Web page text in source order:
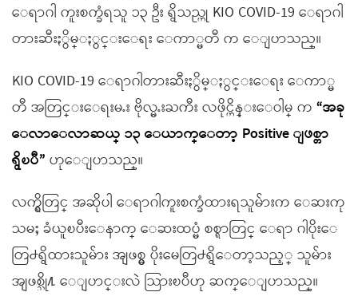
ေရာဂါ ကူးစက္ခံရသူ ၁၃ ဦး ရွိသည္ဟု KIO COVID-19 ေရာဂါ
တားဆီးႏွိမ္ႏွင္းေရး ေကာ္မတီ က ေျပာသည္။
KIO COVID-19 ေရာဂါတားဆီးႏွိမ္ႏွင္းေရး ေကာ္မ
တီ အတြင္းေရးမႉး ဗိုလ္မႉးႀကီး လဖိုင္ဟိန္းေဝါမ္ က “အခု
ေလာေလာဆယ္ ၁၃ ေယာက္ေတာ့ Positive ျဖစ္တာ
ရွိၿပီ” ဟုေျပာသည္။
လက္ရွိတြင္ အဆိုပါ ေရာဂါကူးစက္ခံထားရသူမ်ားက ေဆးကု
သမႈ ခံယူၿပီးေနာက္ ေဆးထပ္မံ စစ္ရာတြင္ ေရာ ဂါပိုးေ
တြ႕ရွိထားသူမ်ား အျဖစ္မွ ပိုးမေတြ႕ရွိေတာ့သည့္ သူမ်ား
အျဖစ္သို႔ ေျပာင္းလဲ သြားၿပီဟု ဆက္ေျပာသည္။